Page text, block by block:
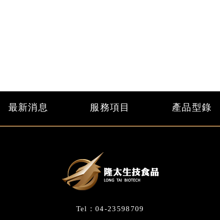
最新消息 服務項目 產品型錄
Tel：04-23598709